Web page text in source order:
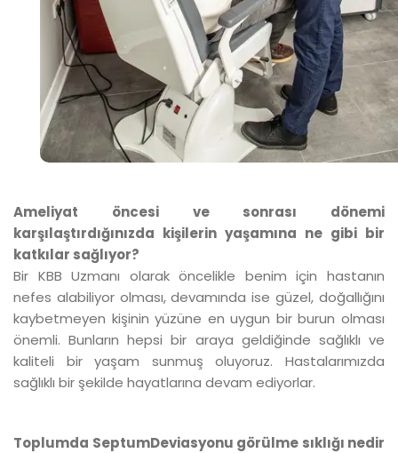
Ameliyat öncesi ve sonrası dönemi
karşılaştırdığınızda kişilerin yaşamına ne gibi bir
katkılar sağlıyor?
Bir KBB Uzmanı olarak öncelikle benim için hastanın
nefes alabiliyor olması, devamında ise güzel, doğallığını
kaybetmeyen kişinin yüzüne en uygun bir burun olması
önemli. Bunların hepsi bir araya geldiğinde sağlıklı ve
kaliteli bir yaşam sunmuş oluyoruz. Hastalarımızda
sağlıklı bir şekilde hayatlarına devam ediyorlar.
Toplumda SeptumDeviasyonu görülme sıklığı nedir